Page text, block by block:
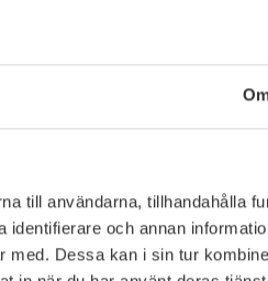
till användarna, tillhandahålla
och annan
Dessa kan i sin tur
300 600-750
700-950